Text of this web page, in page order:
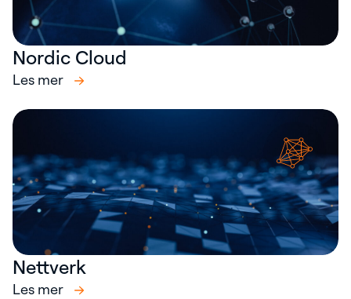
Nordic Cloud
Les mer
Nettverk
Les mer